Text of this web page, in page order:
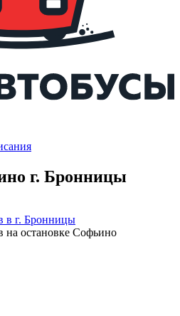
г. Бронницы
в г. Бронницы
на остановке Софьино